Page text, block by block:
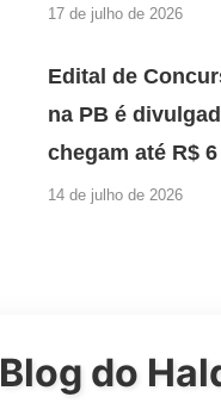
17 de julho de 2026
Edital de
na PB é
chegam até R$
14 de julho de 2026
Blog do